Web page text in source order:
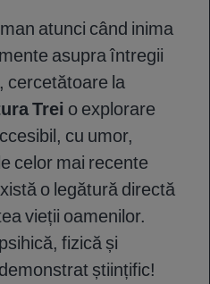
atunci când inima
asupra întregii
, cercetătoare la
Trei o explorare
cu umor,
celor mai recente
o legătură directă
vieții oamenilor.
fizică și
științific!